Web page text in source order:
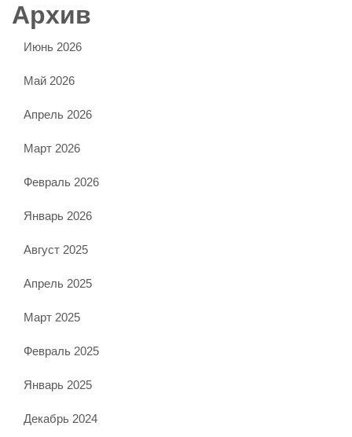
Архив
Июнь 2026
Май 2026
Апрель 2026
Март 2026
Февраль 2026
Январь 2026
Август 2025
Апрель 2025
Март 2025
Февраль 2025
Январь 2025
Декабрь 2024